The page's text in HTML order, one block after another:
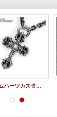
クロムハーツカスタム フィリグリークロス XS ペンダント w ペーパーチェーン